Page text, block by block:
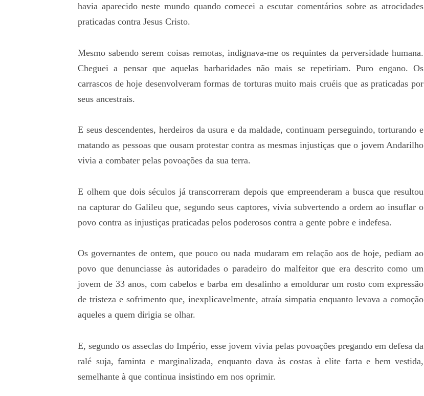
havia aparecido neste mundo quando comecei a escutar comentários sobre as atrocidades
praticadas contra Jesus Cristo.
Mesmo sabendo serem coisas remotas, indignava-me os requintes da perversidade humana.
Cheguei a pensar que aquelas barbaridades não mais se repetiriam. Puro engano. Os
carrascos de hoje desenvolveram formas de torturas muito mais cruéis que as praticadas por
seus ancestrais.
E seus descendentes, herdeiros da usura e da maldade, continuam perseguindo, torturando e
matando as pessoas que ousam protestar contra as mesmas injustiças que o jovem Andarilho
vivia a combater pelas povoações da sua terra.
E olhem que dois séculos já transcorreram depois que empreenderam a busca que resultou
na capturar do Galileu que, segundo seus captores, vivia subvertendo a ordem ao insuflar o
povo contra as injustiças praticadas pelos poderosos contra a gente pobre e indefesa.
Os governantes de ontem, que pouco ou nada mudaram em relação aos de hoje, pediam ao
povo que denunciasse às autoridades o paradeiro do malfeitor que era descrito como um
jovem de 33 anos, com cabelos e barba em desalinho a emoldurar um rosto com expressão
de tristeza e sofrimento que, inexplicavelmente, atraía simpatia enquanto levava a comoção
aqueles a quem dirigia se olhar.
E, segundo os asseclas do Império, esse jovem vivia pelas povoações pregando em defesa da
ralé suja, faminta e marginalizada, enquanto dava às costas à elite farta e bem vestida,
semelhante à que continua insistindo em nos oprimir.